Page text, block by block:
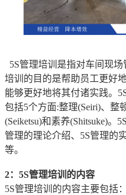
5S管理培训是指对车间现
培训的目的是帮助员工更好
能够更好地将其付诸实践。
包括5个方面:整理(Seiri)、整
(Seiketsu)和素养(Shitsuke)。
管理的理论介绍、5S管理的
等。
2：5S管理培训的内容
5S管理培训的内容主要包括